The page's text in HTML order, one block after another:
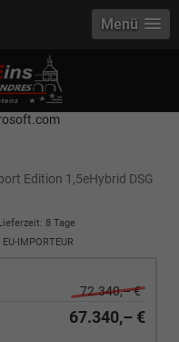
Points to address or value:
Host
or value: selector2-aee-
Menü
Edition 1,5eHybrid DSG
8 Tage
EU-IMPORTEUR
72.340,– €
67.340,– €